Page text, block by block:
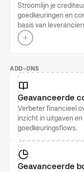
Stroomlijn je
goedkeuringen en
basis van
ADD-ONS
Geavanceerde
Verbeter financieel
inzicht in uitgaven
goedkeuringsflows.
Geavanceerde